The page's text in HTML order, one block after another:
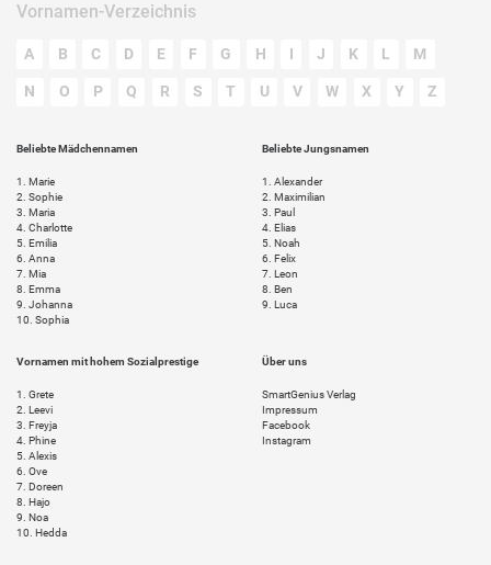
Vornamen-Verzeichnis
A B C D E F G H I J K L M
N O P Q R S T U V W X Y Z
Beliebte Mädchennamen
1.
Marie
2. Sophie
3. Maria
4. Charlotte
5. Emilia
6. Anna
7. Mia
8. Emma
9. Johanna
10. Sophia
Beliebte Jungsnamen
1.
Alexander
2. Maximilian
3. Paul
4. Elias
5. Noah
6. Felix
7. Leon
8. Ben
9. Luca
Vornamen mit hohem Sozialprestige
1.
Grete
2. Leevi
3. Freyja
4. Phine
5. Alexis
6. Ove
7. Doreen
8. Hajo
9. Noa
10. Hedda
Über uns
SmartGenius Verlag
Impressum
Facebook
Instagram